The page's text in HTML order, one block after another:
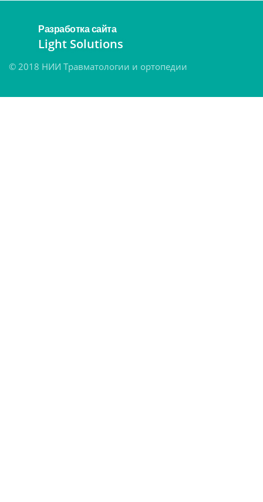
© 2018 НИИ Травматологии и ортопедии
Разработка сайта
Light Solutions